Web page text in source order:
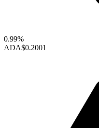
0.99%
ADA$0.2001